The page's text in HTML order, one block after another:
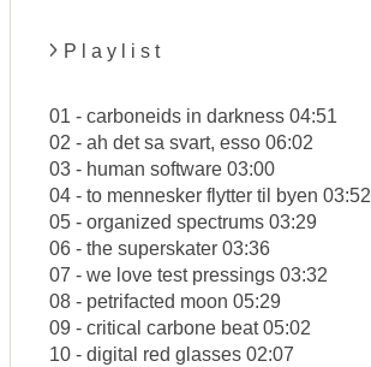
P l a y l i s t
01 - carboneids in darkness 04:51
02 - ah det sa svart, esso 06:02
03 - human software 03:00
04 - to mennesker flytter til byen 03:52
05 - organized spectrums 03:29
06 - the superskater 03:36
07 - we love test pressings 03:32
08 - petrifacted moon 05:29
09 - critical carbone beat 05:02
10 - digital red glasses 02:07